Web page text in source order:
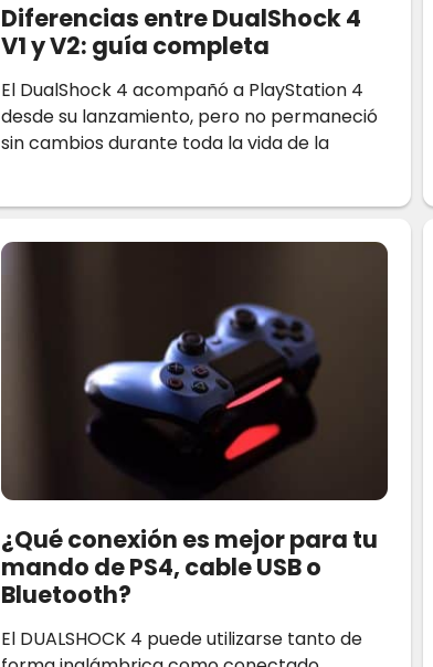
Diferencias entre DualShock 4
V1 y V2: guía completa
El DualShock 4 acompañó a PlayStation 4
desde su lanzamiento, pero no permaneció
sin cambios durante toda la vida de la
¿Qué conexión es mejor para tu
mando de PS4, cable USB o
Bluetooth?
El DUALSHOCK 4 puede utilizarse tanto de